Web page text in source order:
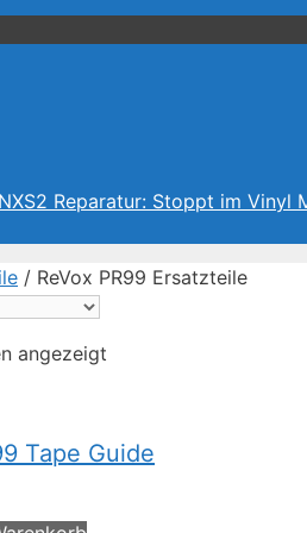
Reparatur: Stoppt im Vinyl
/ ReVox PR99 Ersatzteile
angezeigt
Tape Guide